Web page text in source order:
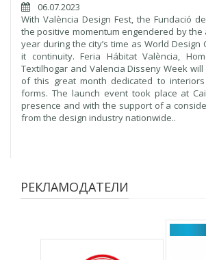
06.07.2023
With València Design Fest, the Fundació
the positive momentum engendered by the
year during the city’s time as World Design
it continuity. Feria Hábitat València,
Textilhogar and Valencia Disseny Week
of this great month dedicated to
forms. The launch event took place at
presence and with the support of a
from the design industry nationwide..
РЕКЛАМОДАТЕЛИ